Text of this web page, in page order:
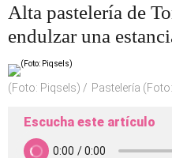
Alta pastelería de
endulzar una
(Foto: Piqsels) Pastelería
Escucha este artículo